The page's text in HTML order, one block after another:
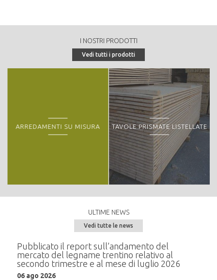
Tipologia di vendita:
Peculiarità o particolarità della proprietà forestale:
- Parco Adamello-Brenta - faggio, zona pascolo Malga Val Agola
I NOSTRI PRODOTTI
Vedi tutti i prodotti
ARREDAMENTI SU MISURA TAVOLE PRISMATE LISTELLATE
ULTIME NEWS
Vedi tutte le news
Pubblicato il report sull’andamento del
mercato del legname trentino relativo al
secondo trimestre e al mese di luglio 2026
06 ago 2026